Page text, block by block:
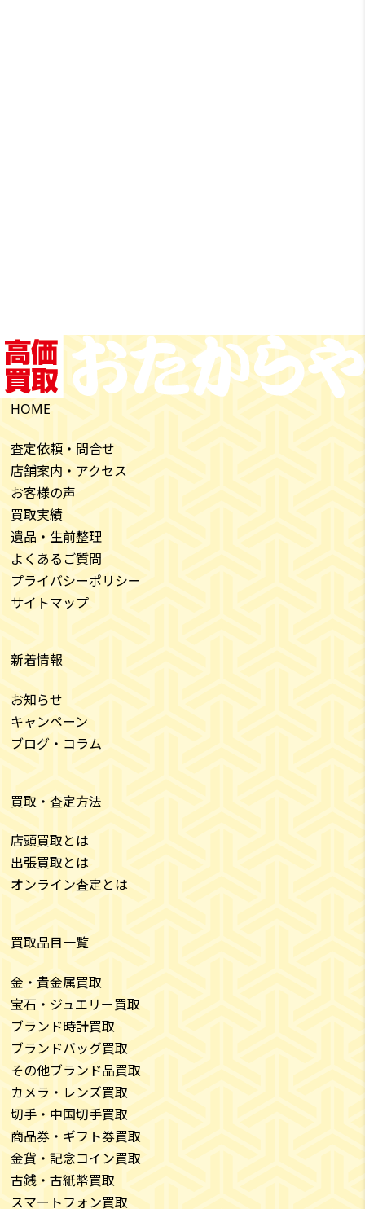
HOME
査定依頼・問合せ
店舗案内・アクセス
お客様の声
買取実績
遺品・生前整理
よくあるご質問
プライバシーポリシー
サイトマップ
新着情報
お知らせ
キャンペーン
ブログ・コラム
買取・査定方法
店頭買取とは
出張買取とは
オンライン査定とは
買取品目一覧
金・貴金属買取
宝石・ジュエリー買取
ブランド時計買取
ブランドバッグ買取
その他ブランド品買取
カメラ・レンズ買取
切手・中国切手買取
商品券・ギフト券買取
金貨・記念コイン買取
古銭・古紙幣買取
スマートフォン買取